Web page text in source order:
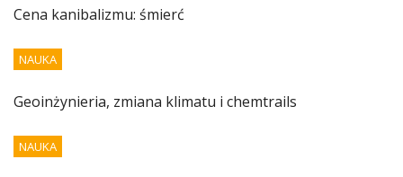
Cena kanibalizmu: śmierć
NAUKA
Geoinżynieria, zmiana klimatu i chemtrails
NAUKA